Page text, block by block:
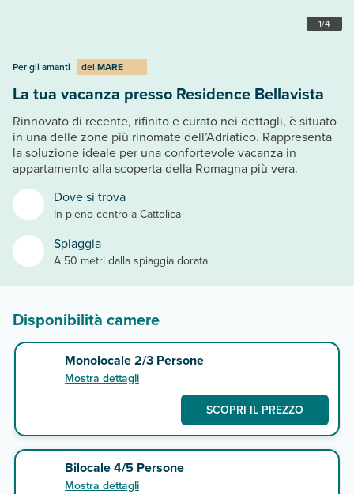
1/4
Dove si trova
In pieno centro a Cattolica
Spiaggia
A 50 metri dalla spiaggia dorata
Per gli amanti del MARE
La tua vacanza presso Residence Bellavista
Rinnovato di recente, rifinito e curato nei dettagli, è situato
in una delle zone più rinomate dell’Adriatico. Rappresenta
la soluzione ideale per una confortevole vacanza in
appartamento alla scoperta della Romagna più vera.
Disponibilità camere
Monolocale 2/3 Persone
Mostra dettagli
SCOPRI IL PREZZO
Bilocale 4/5 Persone
Mostra dettagli